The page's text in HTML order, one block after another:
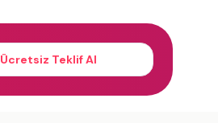
Ücretsiz Teklif Al